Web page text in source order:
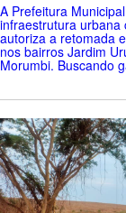
A Prefeitura
infraestrutura urbana
autoriza a retomada
nos bairros Jardim
Morumbi. Buscando